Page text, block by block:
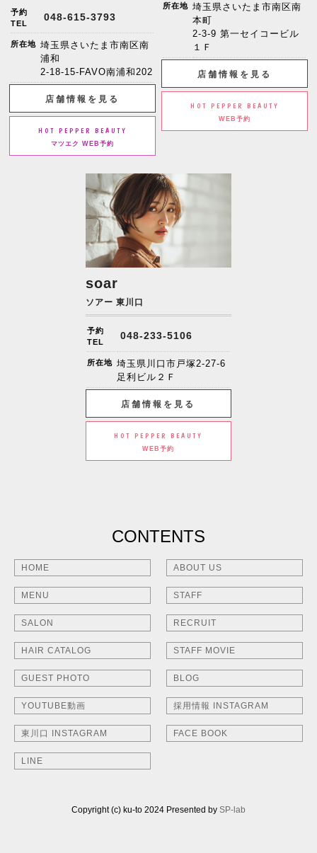
予約
TEL
048-615-3793
所在地 埼玉県さいたま市南区南
浦和
2-18-15-FAVO南浦和202
店舗情報を見る
HOT PEPPER BEAUTY
マツエク WEB予約
所在地 埼玉県さいたま市南区南
本町
2-3-9 第一セイコービル
１Ｆ
店舗情報を見る
HOT PEPPER BEAUTY
WEB予約
soar
ソアー 東川口
予約
TEL
048-233-5106
所在地 埼玉県川口市戸塚2-27-6
足利ビル２Ｆ
店舗情報を見る
HOT PEPPER BEAUTY
WEB予約
CONTENTS
HOME ABOUT US
MENU STAFF
SALON RECRUIT
HAIR CATALOG STAFF MOVIE
GUEST PHOTO BLOG
YOUTUBE動画 採用情報 INSTAGRAM
東川口 INSTAGRAM FACE BOOK
LINE
Copyright (c) ku-to 2024 Presented by SP-lab